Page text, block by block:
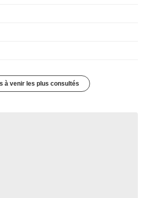
à venir les plus consultés